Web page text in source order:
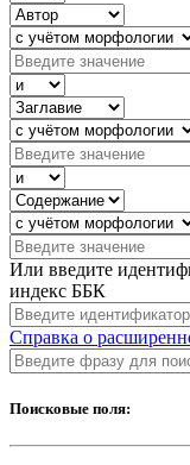
Или введите
индекс ББК
Справка о
Поисковые поля: